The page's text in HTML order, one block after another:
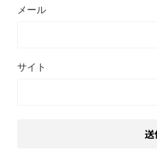
メール
サイト